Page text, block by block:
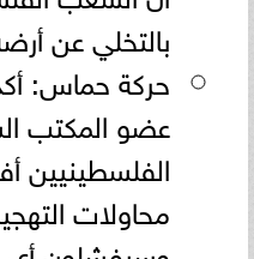
بالتخلي عن
حركة حماس:
عضو المكتب
الفلسطينيين
محاولات